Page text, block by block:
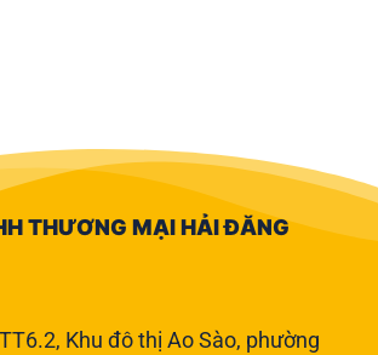
THƯƠNG MẠI HẢI ĐĂNG
Khu đô thị Ao Sào, phường